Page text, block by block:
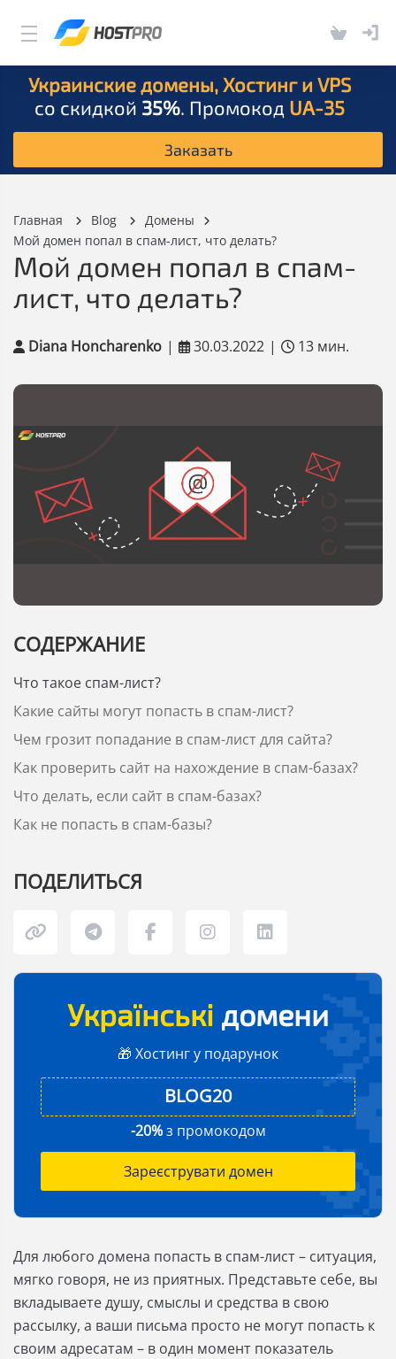
Украинские домены, Хостинг и VPS
со скидкой 35%. Промокод UA-35
Заказать
Главная Blog
Домены
Мой домен попал в спам-лист, что делать?
Мой домен попал в спам-
лист, что делать?
Diana Honcharenko | 30.03.2022 | 13 мин.
СОДЕРЖАНИЕ
Что такое спам-лист?
Какие сайты могут попасть в спам-лист?
Чем грозит попадание в спам-лист для сайта?
Как проверить сайт на нахождение в спам-базах?
Что делать, если сайт в спам-базах?
Как не попасть в спам-базы?
ПОДЕЛИТЬСЯ
Українські домени
🎁 Хостинг у подарунок
-20%з промокодом
Зареєструвати домен
Для любого домена попасть в спам-лист – ситуация,
мягко говоря, не из приятных. Представьте себе, вы
вкладываете душу, смыслы и средства в свою
рассылку, а ваши письма просто не могут попасть к
своим адресатам – в один момент показатель